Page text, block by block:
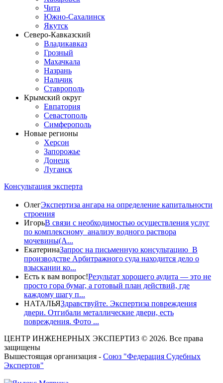
Чита
Южно-Сахалинск
Якутск
Северо-Кавказский
Владикавказ
Грозный
Махачкала
Назрань
Нальчик
Ставрополь
Крымский округ
Евпатория
Севастополь
Симферополь
Новые регионы
Херсон
Запорожье
Донецк
Луганск
Консультация эксперта
ОлегЭкспертиза ангара на определение капитальности
строения
ИгорьВ связи с необходимостью осуществления услуг
по комплексному анализу водного раствора
мочевины(A...
ЕкатеринаЗапрос на письменную консультацию В
производстве Арбитражного суда находится дело о
взыскании ко...
Есть к вам вопрос!Результат хорошего аудита — это не
просто гора бумаг, а готовый план действий, где
каждому шагу п...
НАТАЛЬЯЗдравствуйте. Экспертиза повреждения
двери. Отгибали металлические двери, есть
повреждения. Фото ...
ЦЕНТР ИНЖЕНЕРНЫХ ЭКСПЕРТИЗ © 2026. Все права
защищены
Вышестоящая организация - Союз "Федерация Судебных
Экспертов"